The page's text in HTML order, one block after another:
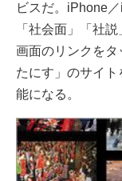
ビスだ。iPhone
「社会面」「社
画面のリンクを
たにす」のサイ
能になる。